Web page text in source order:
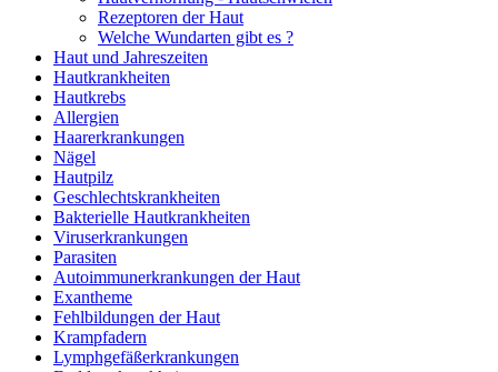
Rezeptoren der Haut
Welche Wundarten gibt es ?
Haut und Jahreszeiten
Hautkrankheiten
Hautkrebs
Allergien
Haarerkrankungen
Nägel
Hautpilz
Geschlechtskrankheiten
Bakterielle Hautkrankheiten
Viruserkrankungen
Parasiten
Autoimmunerkrankungen der Haut
Exantheme
Fehlbildungen der Haut
Krampfadern
Lymphgefäßerkrankungen